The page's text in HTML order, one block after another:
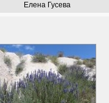
Елена Гусева